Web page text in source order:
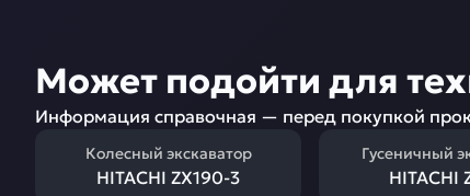
Может подойти для
Информация справочная — перед покупкой
Колесный экскаватор
HITACHI ZX190-3
Гусеничный
HITACHI